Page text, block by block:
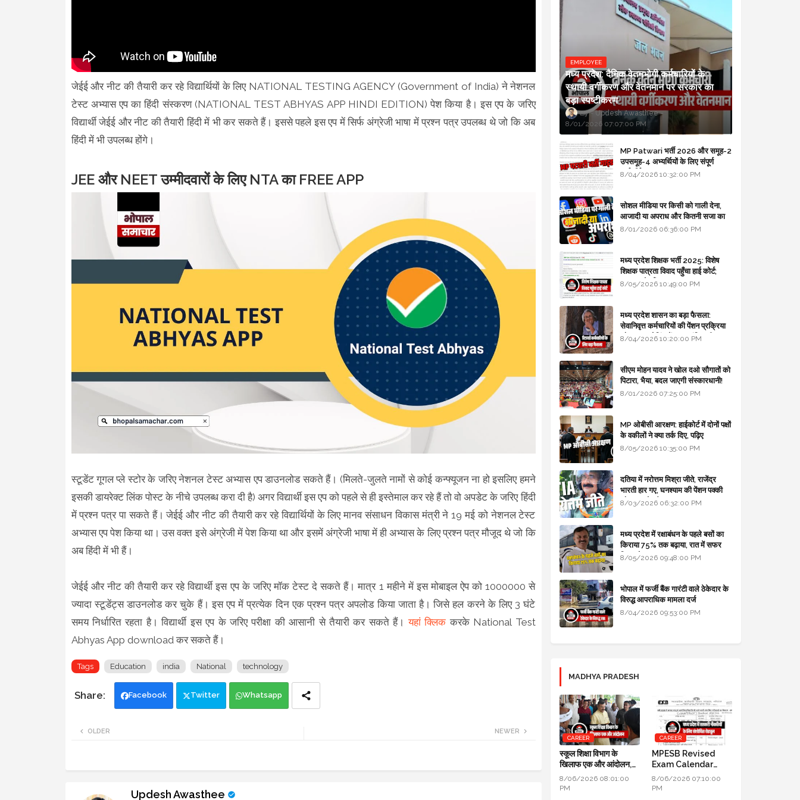
जेईई और नीट की तैयारी कर रहे विद्यार्थियों के लिए NATIONAL TESTING AGENCY (Government of India) ने नेशनल
टेस्ट अभ्यास एप का हिंदी संस्करण (NATIONAL TEST ABHYAS APP HINDI EDITION) पेश किया है। इस एप के जरिए
विद्यार्थी जेईई और नीट की तैयारी हिंदी में भी कर सकते हैं। इससे पहले इस एप में सिर्फ अंग्रेजी भाषा में प्रश्न पत्र उपलब्ध थे जो कि अब
हिंदी में भी उपलब्ध होंगे।
JEE और NEET उम्मीदवारों के लिए NTA का FREE APP
स्टूडेंट गूगल प्ले स्टोर के जरिए नेशनल टेस्ट अभ्यास एप डाउनलोड सकते हैं। (मिलते-जुलते नामों से कोई कन्फ्यूजन ना हो इसलिए हमने
इसकी डायरेक्ट लिंक पोस्ट के नीचे उपलब्ध करा दी है) अगर विद्यार्थी इस एप को पहले से ही इस्तेमाल कर रहे हैं तो वो अपडेट के जरिए हिंदी
में प्रश्न पत्र पा सकते हैं। जेईई और नीट की तैयारी कर रहे विद्यार्थियों के लिए मानव संसाधन विकास मंत्री ने 19 मई को नेशनल टेस्ट
अभ्यास एप पेश किया था। उस वक्त इसे अंग्रेजी में पेश किया था और इसमें अंग्रेजी भाषा में ही अभ्यास के लिए प्रश्न पत्र मौजूद थे जो कि
अब हिंदी में भी हैं।
जेईई और नीट की तैयारी कर रहे विद्यार्थी इस एप के जरिए मॉक टेस्ट दे सकते हैं। मात्र 1 महीने में इस मोबाइल ऐप को 1000000 से
ज्यादा स्टूडेंट्स डाउनलोड कर चुके हैं। इस एप में प्रत्येक दिन एक प्रश्न पत्र अपलोड किया जाता है। जिसे हल करने के लिए 3 घंटे
समय निर्धारित रहता है। विद्यार्थी इस एप के जरिए परीक्षा की आसानी से तैयारी कर सकते हैं।यहां क्लिक करके National Test
Abhyas App download कर सकते हैं।
Tags Education india National technology
Facebook Twitter Whatsapp
NEWER
OLDER
Updesh Awasthee
EMPLOYEE
मध्य प्रदेश: दैनिक वेतनभोगी कर्मचारियों के
स्थायी वर्गीकरण और वेतनमान पर सरकार का
बड़ा स्पष्टीकरण
Updesh Awasthee
8/01/2026 07:07:00 PM
MP Patwari भर्ती 2026 और समूह-2
उपसमूह-4 अभ्यर्थियों के लिए संपूर्ण
मार्गदर्शिका
8/04/2026 10:32:00 PM
सोशल मीडिया पर किसी को गाली देना,
आजादी या अपराध और कितनी सजा का
प्रावधान - free legal advice
8/01/2026 06:36:00 PM
मध्य प्रदेश शिक्षक भर्ती 2025: विशेष
शिक्षक पात्रता विवाद पहुँचा हाई कोर्ट;
सरकार से माँगा जवाब
8/05/2026 10:49:00 PM
मध्य प्रदेश शासन का बड़ा फैसला:
सेवानिवृत्त कर्मचारियों की पेंशन प्रक्रिया
और बजट कोडिंग में हुए क्रांतिकारी
8/04/2026 10:20:00 PM
सीएम मोहन यादव ने खोल दओ सौगातों को
पिटारा, भैया, बदल जाएगी संस्कारधानी!
8/01/2026 07:25:00 PM
MP ओबीसी आरक्षण: हाईकोर्ट में दोनों पक्षों
के वकीलों ने क्या तर्क दिए, पढ़िए
8/05/2026 10:35:00 PM
दतिया में नरोत्तम मिश्रा जीते, राजेंद्र
भारती हार गए, घनश्याम की पेंशन पक्की
और आशुतोष बैक टू...
8/03/2026 06:32:00 PM
मध्य प्रदेश में रक्षाबंधन के पहले बसों का
किराया 75% तक बढ़ाया, रात में सफर
किया तो 10% एक्स्ट्रा
8/05/2026 09:48:00 PM
भोपाल में फर्जी बैंक गारंटी वाले ठेकेदार के
विरुद्ध आपराधिक मामला दर्ज
8/04/2026 09:53:00 PM
MADHYA PRADESH
CAREER
स्कूल शिक्षा विभाग के
खिलाफ एक और आंदोलन,
DPI के सामने तीन दिन तक
धरना प्रदर्शन होगा
8/06/2026 08:01:00
PM
CAREER
MPESB Revised
Exam Calendar
2026: मध्य प्रदेश में
सरकारी नौकरियों के लिए
8/06/2026 07:10:00
PM